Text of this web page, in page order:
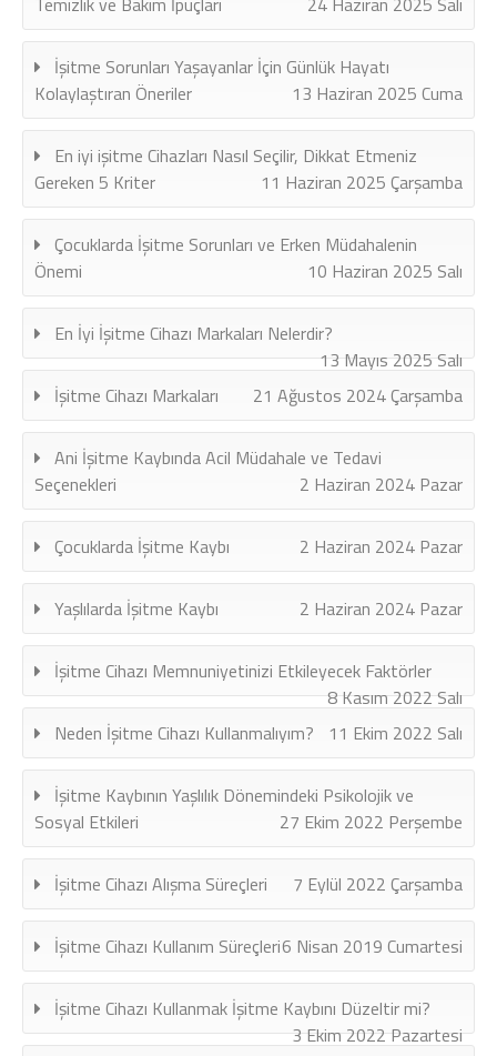
İşitme Sorunları Yaşayanlar İçin Günlük Hayatı
Kolaylaştıran Öneriler
13 Haziran 2025 Cuma
En iyi işitme Cihazları Nasıl Seçilir, Dikkat Etmeniz
Gereken 5 Kriter
11 Haziran 2025 Çarşamba
Çocuklarda İşitme Sorunları ve Erken Müdahalenin
Önemi
10 Haziran 2025 Salı
En İyi İşitme Cihazı Markaları Nelerdir?
13 Mayıs 2025 Salı
İşitme Cihazı Markaları
21 Ağustos 2024 Çarşamba
Ani İşitme Kaybında Acil Müdahale ve Tedavi
Seçenekleri
2 Haziran 2024 Pazar
Çocuklarda İşitme Kaybı 2 Haziran 2024 Pazar
Yaşlılarda İşitme Kaybı 2 Haziran 2024 Pazar
İşitme Cihazı Memnuniyetinizi Etkileyecek Faktörler
8 Kasım 2022 Salı
Neden İşitme Cihazı Kullanmalıyım?
11 Ekim 2022 Salı
İşitme Kaybının Yaşlılık Dönemindeki Psikolojik ve
Sosyal Etkileri
27 Ekim 2022 Perşembe
İşitme Cihazı Alışma Süreçleri 7 Eylül 2022 Çarşamba
İşitme Cihazı Kullanım Süreçleri6 Nisan 2019 Cumartesi
İşitme Cihazı Kullanmak İşitme Kaybını Düzeltir mi?
3 Ekim 2022 Pazartesi